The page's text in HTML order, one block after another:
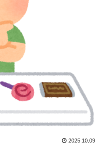
2025.10.09